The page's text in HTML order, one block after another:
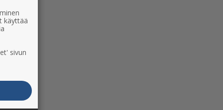
käyttää
sivun